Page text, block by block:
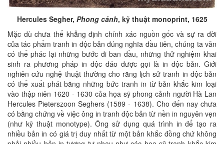
Hercules Segher, Phong cảnh, kỹ thuật monoprint, 1625
Mặc dù chưa thể khẳng định chính xác nguồn gốc và sự ra đời
của tác phẩm tranh in độc bản đúng nghĩa đầu tiên, chúng ta vẫn
có thể phác lại những bước đi ban đầu, những thử nghiệm khai
sinh ra phương pháp in độc đáo được gọi là in độc bản. Giới
nghiên cứu nghệ thuật thường cho rằng lịch sử tranh in độc bản
có thể xuất phát bằng những bức tranh in từ bản khắc kim loại
vào thập niên 1620 - 1630 của họa sỹ phong cảnh người Hà Lan
Hercules Pieterszoon Seghers (1589 - 1638). Cho đến nay chưa
có bằng chứng về việc ông in tranh độc bản từ nền in nguyên vẹn
(như kỹ thuật monotype). Ông sử dụng quá trình in để tạo ra
nhiều bản in có giá trị duy nhất từ một bản khắc đồng chứ không